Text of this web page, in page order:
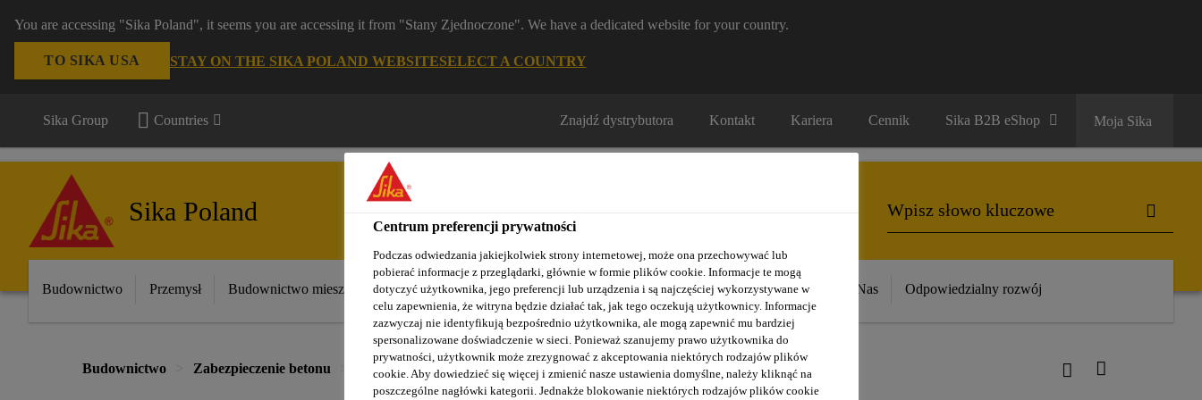
You are accessing "Sika Poland", it seems you are accessing it from "Stany Zjednoczone". We have a dedicated website for your country.
TO SIKA USA STAY ON THE SIKA POLAND WEBSITESELECT A COUNTRY
Sika Group Countries Znajdź dystrybutora Kontakt Kariera Cennik Sika B2B eShop Moja Sika
Sika Poland
Budownictwo Przemysł Budownictwo mieszkaniowe Nasze realizacje Baza wiedzy / Dokumentacja Szkolenia Sika O Nas Odpowiedzialny rozwój
Budownictwo Zabezpieczenie betonu System Antygraffiti Sikagard®-780
Centrum preferencji prywatności
Podczas odwiedzania jakiejkolwiek strony internetowej, może ona przechowywać lub
pobierać informacje z przeglądarki, głównie w formie plików cookie. Informacje te mogą
dotyczyć użytkownika, jego preferencji lub urządzenia i są najczęściej wykorzystywane w
celu zapewnienia, że witryna będzie działać tak, jak tego oczekują użytkownicy. Informacje
zazwyczaj nie identyfikują bezpośrednio użytkownika, ale mogą zapewnić mu bardziej
spersonalizowane doświadczenie w sieci. Ponieważ szanujemy prawo użytkownika do
prywatności, użytkownik może zrezygnować z akceptowania niektórych rodzajów plików
cookie. Aby dowiedzieć się więcej i zmienić nasze ustawienia domyślne, należy kliknąć na
poszczególne nagłówki kategorii. Jednakże blokowanie niektórych rodzajów plików cookie